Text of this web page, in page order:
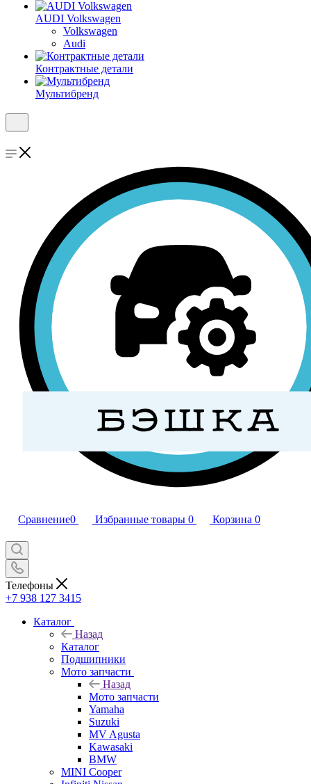
AUDI Volkswagen
Volkswagen
Audi
Контрактные детали
Мультибренд
Сравнение0 Избранные товары 0 Корзина 0
Телефоны
+7 938 127 3415
Каталог
Назад
Каталог
Подшипники
Мото запчасти
Назад
Мото запчасти
Yamaha
Suzuki
MV Agusta
Kawasaki
BMW
MINI Cooper